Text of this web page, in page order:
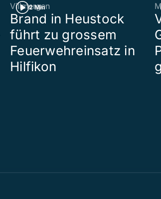
2 Min
Villmergen
Brand in Heustock
führt zu grossem
Feuerwehreinsatz in
Hilfikon